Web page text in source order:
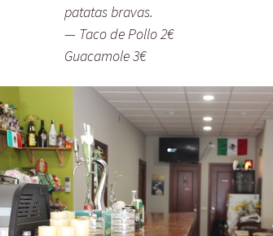
patatas bravas.
— Taco de Pollo 2€
Guacamole 3€